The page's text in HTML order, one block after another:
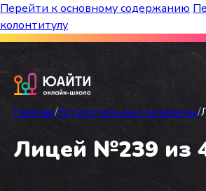
Перейти к основному содержанию
колонтитулу
Бесплатный марафон к топ-
Главная/Вступительные экзамены/
Лицей №239 из